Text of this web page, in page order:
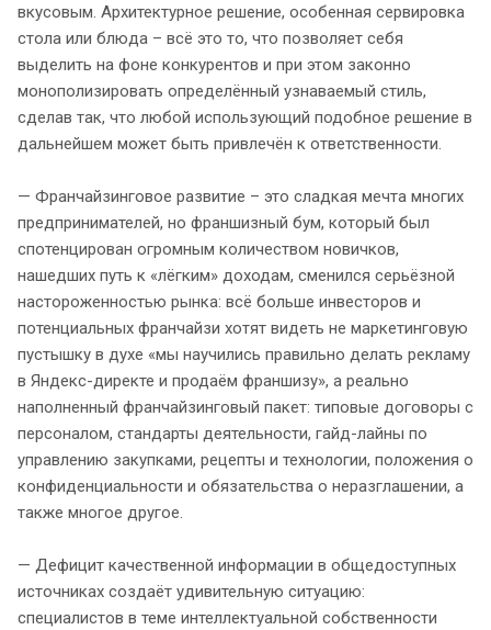
вкусовым. Архитектурное решение, особенная сервировка
стола или блюда – всё это то, что позволяет себя
выделить на фоне конкурентов и при этом законно
монополизировать определённый узнаваемый стиль,
сделав так, что любой использующий подобное решение в
дальнейшем может быть привлечён к ответственности.
— Франчайзинговое развитие – это сладкая мечта многих
предпринимателей, но франшизный бум, который был
спотенцирован огромным количеством новичков,
нашедших путь к «лёгким» доходам, сменился серьёзной
настороженностью рынка: всё больше инвесторов и
потенциальных франчайзи хотят видеть не маркетинговую
пустышку в духе «мы научились правильно делать рекламу
в Яндекс-директе и продаём франшизу», а реально
наполненный франчайзинговый пакет: типовые договоры с
персоналом, стандарты деятельности, гайд-лайны по
управлению закупками, рецепты и технологии, положения о
конфиденциальности и обязательства о неразглашении, а
также многое другое.
— Дефицит качественной информации в общедоступных
источниках создаёт удивительную ситуацию:
специалистов в теме интеллектуальной собственности